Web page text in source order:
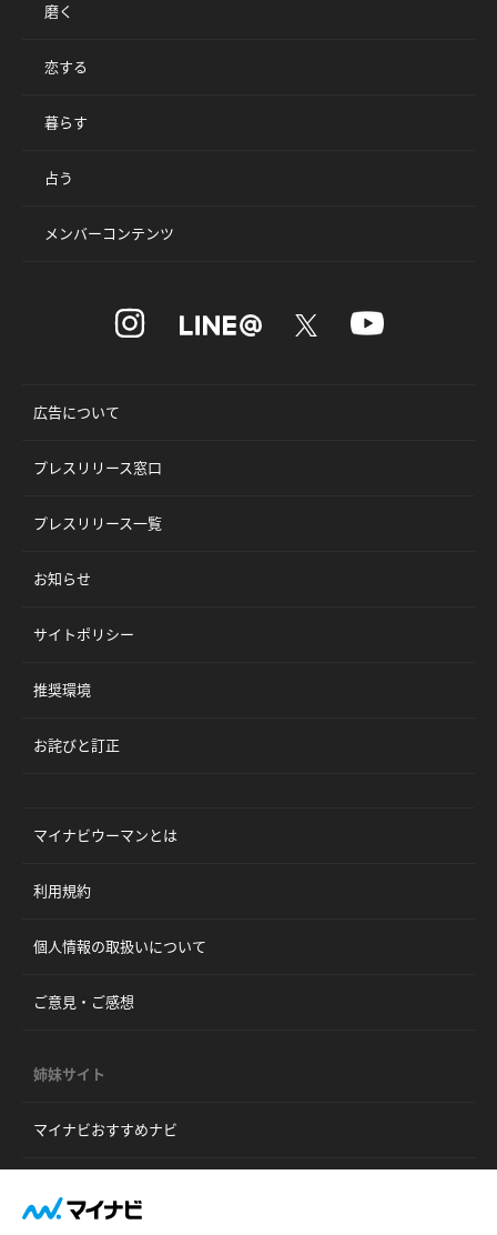
磨く
恋する
暮らす
占う
メンバーコンテンツ
広告について
プレスリリース窓口
プレスリリース一覧
お知らせ
サイトポリシー
推奨環境
お詫びと訂正
マイナビウーマンとは
利用規約
個人情報の取扱いについて
ご意見・ご感想
姉妹サイト
マイナビおすすめナビ